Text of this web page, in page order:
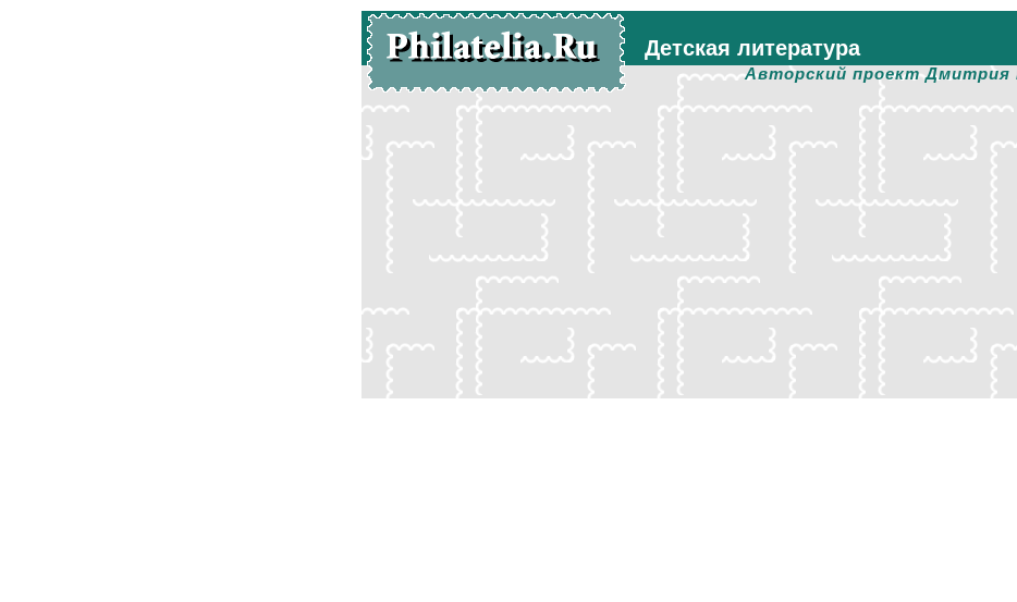
Детская литература
Авторский проект Дмитрия